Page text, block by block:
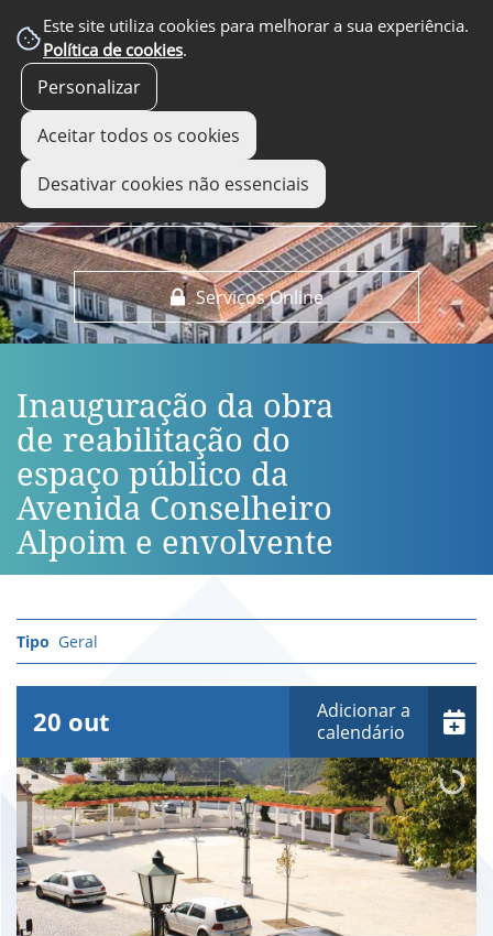
Este site utiliza cookies para melhorar a sua experiência.
Política de cookies.
Personalizar
Aceitar todos os cookies
Desativar cookies não essenciais
Serviços Online
EM DESTAQUE
Inauguração da obra
de reabilitação do
espaço público da
Avenida Conselheiro
Alpoim e envolvente
Geral
20 out
Adicionar a
calendário